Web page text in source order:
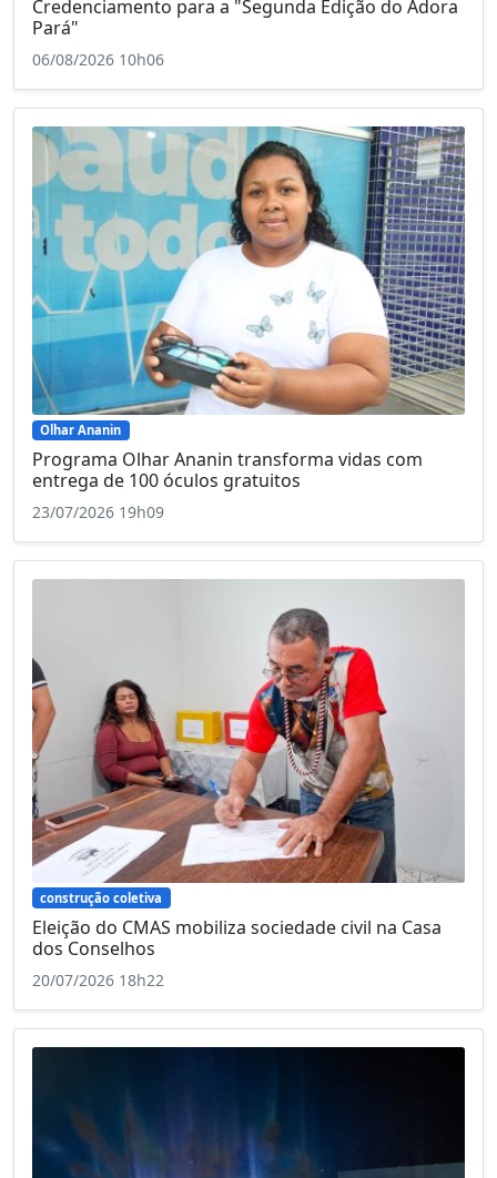
Credenciamento para a "Segunda Edição do Adora
Pará"
06/08/2026 10h06
Olhar Ananin
Programa Olhar Ananin transforma vidas com
entrega de 100 óculos gratuitos
23/07/2026 19h09
construção coletiva
Eleição do CMAS mobiliza sociedade civil na Casa
dos Conselhos
20/07/2026 18h22